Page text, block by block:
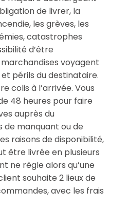
de livrer, la
les grèves, les
catastrophes
d’être
voyagent
périls du destinataire.
colis à l’arrivée. Vous
48 heures pour faire
auprès du
manquant ou de
raisons de disponibilité,
être livrée en plusieurs
ne règle alors qu’une
souhaite 2 lieux de
avec les frais